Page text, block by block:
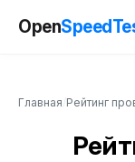
Open
Главная Рейтинг